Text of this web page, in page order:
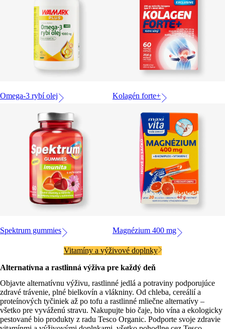
Omega-3 rybí olej Kolagén forte+
Spektrum gummies Magnézium 400 mg
Vitamíny a výživové doplnky
Alternatívna a rastlinná výživa pre každý deň
Objavte alternatívnu výživu, rastlinné jedlá a potraviny podporujúce
zdravé trávenie, plné bielkovín a vlákniny. Od chleba, cereálií a
proteínových tyčiniek až po tofu a rastlinné mliečne alternatívy –
všetko pre vyváženú stravu. Nakupujte bio čaje, bio vína a ekologicky
pestované bio produkty z radu Tesco Organic. Podporte svoje zdravie